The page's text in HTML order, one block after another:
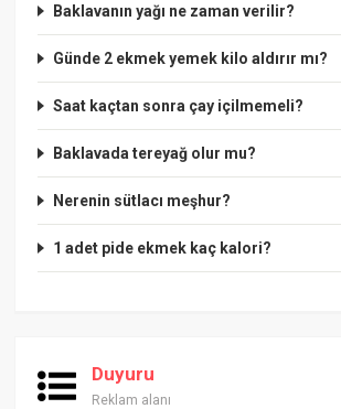
Baklavanın yağı ne zaman verilir?
Günde 2 ekmek yemek kilo aldırır mı?
Saat kaçtan sonra çay içilmemeli?
Baklavada tereyağ olur mu?
Nerenin sütlacı meşhur?
1 adet pide ekmek kaç kalori?
Duyuru
Reklam alanı